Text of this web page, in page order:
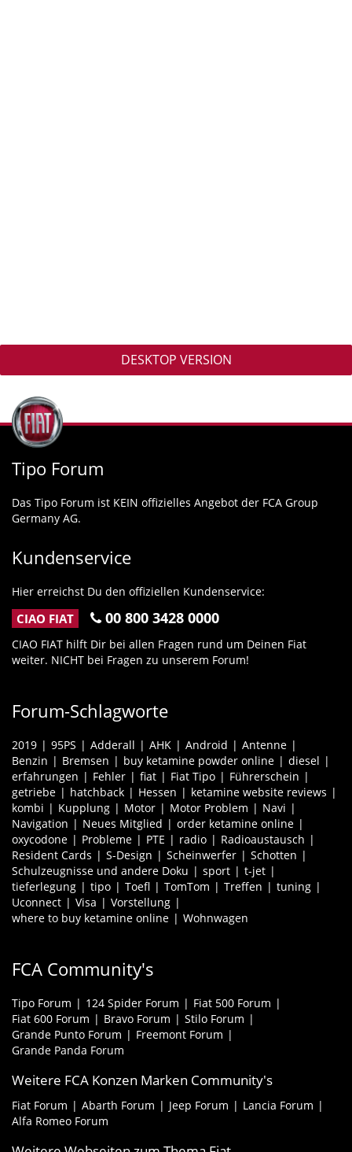
DESKTOP VERSION
Tipo Forum
Das Tipo Forum ist KEIN offizielles Angebot der FCA Group
Germany AG.
Kundenservice
Hier erreichst Du den offiziellen Kundenservice:
CIAO FIAT 00 800 3428 0000
CIAO FIAT hilft Dir bei allen Fragen rund um Deinen Fiat
weiter. NICHT bei Fragen zu unserem Forum!
Forum-Schlagworte
2019 95PS Adderall AHK Android
Antenne
Benzin
Bremsen buy ketamine powder online
diesel
erfahrungen
Fehler fiat Fiat Tipo
Führerschein
getriebe
hatchback Hessen
ketamine website reviews
kombi
Kupplung Motor Motor Problem
Navi
Navigation
Neues Mitglied
order ketamine online
oxycodone
Probleme PTE radio
Radioaustausch
Resident Cards
S-Design Scheinwerfer
Schotten
Schulzeugnisse und andere Doku
sport
t-jet
tieferlegung
tipo Toefl TomTom Treffen
tuning
Uconnect
Visa
Vorstellung
where to buy ketamine online
Wohnwagen
FCA Community's
Tipo Forum 124 Spider Forum
Fiat 500 Forum
Fiat 600 Forum
Bravo Forum
Stilo Forum
Grande Punto Forum
Freemont Forum
Grande Panda Forum
Weitere FCA Konzen Marken Community's
Fiat Forum Abarth Forum Jeep Forum
Lancia Forum
Alfa Romeo Forum